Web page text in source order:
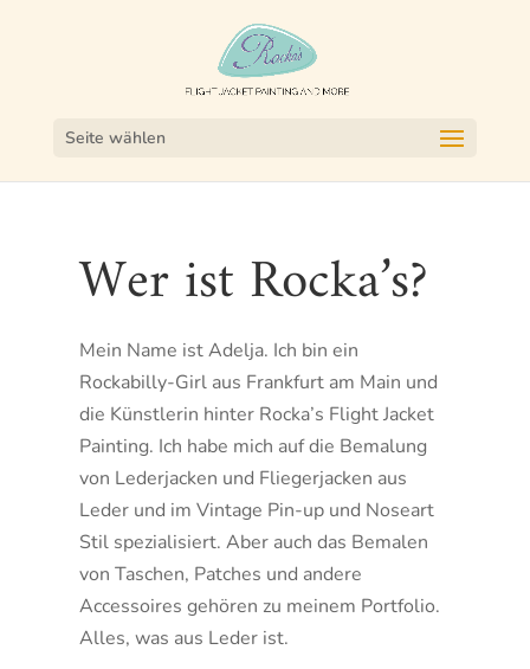
Seite wählen
Wer ist Rocka’s?
Mein Name ist Adelja. Ich bin ein
Rockabilly-Girl aus Frankfurt am Main und
die Künstlerin hinter Rocka’s Flight Jacket
Painting. Ich habe mich auf die Bemalung
von Lederjacken und Fliegerjacken aus
Leder und im Vintage Pin-up und Noseart
Stil spezialisiert. Aber auch das Bemalen
von Taschen, Patches und andere
Accessoires gehören zu meinem Portfolio.
Alles, was aus Leder ist.